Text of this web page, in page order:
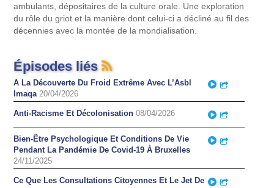
ambulants, dépositaires de la culture orale. Une exploration
du rôle du griot et la manière dont celui-ci a décliné au fil des
décennies avec la montée de la mondialisation.
Épisodes liés
A La Découverte Du Froid Extrême Avec L’Asbl
Imaqa 20/04/2026
Play
Anti-Racisme Et Décolonisation 08/04/2026 Play
Bien-Être Psychologique Et Conditions De Vie
Pendant La Pandémie De Covid-19 À Bruxelles
24/11/2025
Play
Ce Que Les Consultations Citoyennes Et Le Jet De
Play